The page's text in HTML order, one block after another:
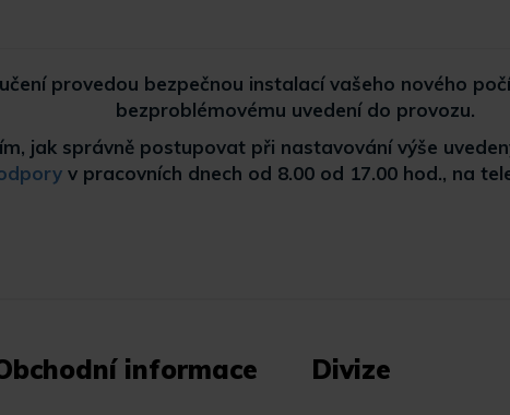
provedou bezpečnou instalací vašeho nového
bezproblémovému uvedení do provozu.
jak správně postupovat při nastavování výše
v pracovních dnech od 8.00 od 17.00 hod., na
informace Divize